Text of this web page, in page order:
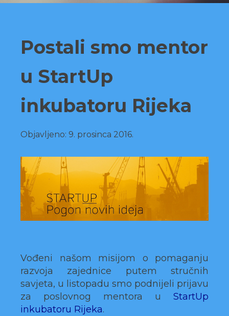
Postali smo mentor
u StartUp
inkubatoru Rijeka
Objavljeno: 9. prosinca 2016.
Vođeni našom misijom o pomaganju
razvoja zajednice putem stručnih
savjeta, u listopadu smo podnijeli prijavu
za poslovnog mentora u StartUp
inkubatoru Rijeka.